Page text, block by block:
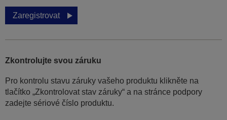
Zaregistrovat
Zkontrolujte svou záruku
Pro kontrolu stavu záruky vašeho produktu klikněte na
tlačítko „Zkontrolovat stav záruky“ a na stránce podpory
zadejte sériové číslo produktu.